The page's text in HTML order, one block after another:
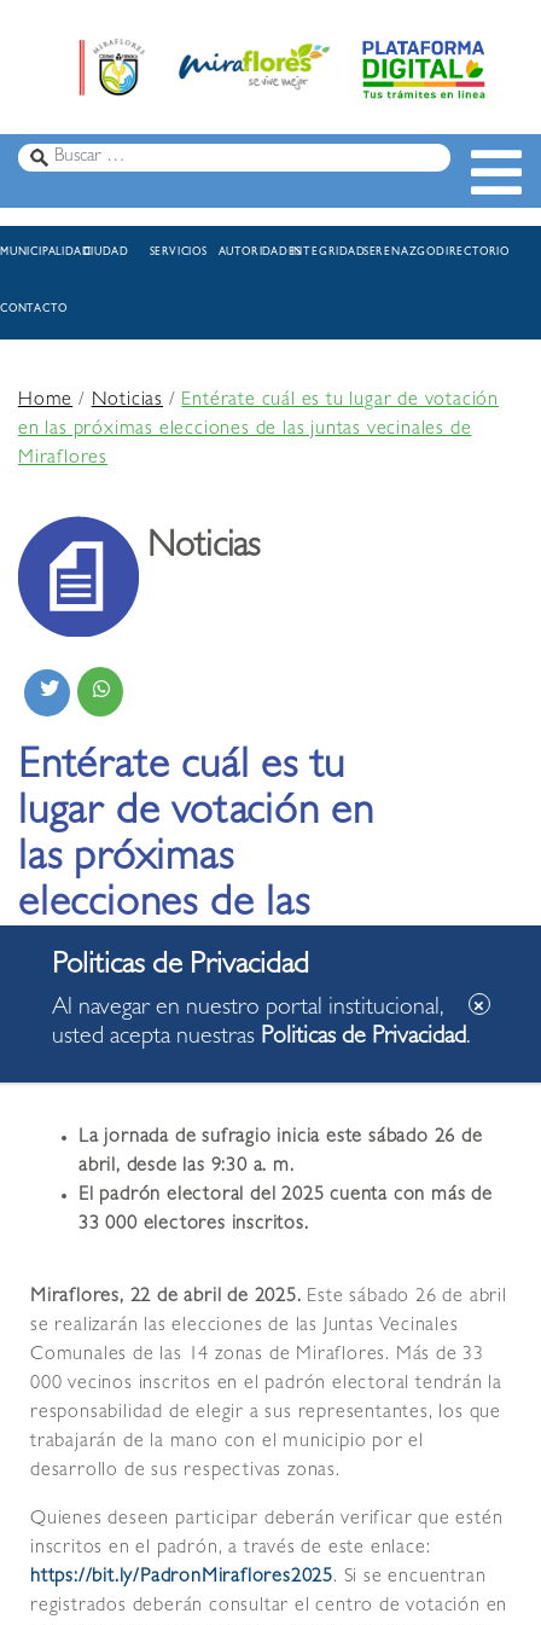
MUNICIPALIDADCIUDAD SERVICIOS AUTORIDADESINTEGRIDADSERENAZGODIRECTORIO
CONTACTO
Home/Noticias /Entérate cuál es tu lugar de votación
en las próximas elecciones de las juntas vecinales de
Miraflores
Noticias
Entérate cuál es tu
lugar de votación en
las próximas
elecciones de las
juntas vecinales de
Miraflores
La jornada de sufragio inicia este sábado 26 de
abril, desde las 9:30 a. m.
El padrón electoral del 2025 cuenta con más de
33 000 electores inscritos.
Miraflores, 22 de abril de 2025. Este sábado 26 de abril
se realizarán las elecciones de las Juntas Vecinales
Comunales de las 14 zonas de Miraflores. Más de 33
000 vecinos inscritos en el padrón electoral tendrán la
responsabilidad de elegir a sus representantes, los que
trabajarán de la mano con el municipio por el
desarrollo de sus respectivas zonas.
Quienes deseen participar deberán verificar que estén
inscritos en el padrón, a través de este enlace:
https://bit.ly/PadronMiraflores2025. Si se encuentran
registrados deberán consultar el centro de votación en
Al navegar en nuestro portal institucional,
usted acepta nuestras Politicas de Privacidad.